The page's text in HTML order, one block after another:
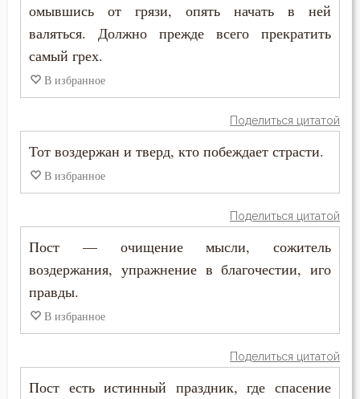
Священное Писание
Семья
Сердце
Скромность
Славолюбие
омывшись от грязи, опять начать в ней
валяться. Должно прежде всего прекратить
самый грех.
В избранное
Поделиться цитатой
Тот воздержан и тверд, кто побеждает страсти.
В избранное
Поделиться цитатой
Пост — очищение мысли, сожитель
воздержания, упражнение в благочестии, иго
правды.
В избранное
Поделиться цитатой
Пост есть истинный праздник, где спасение